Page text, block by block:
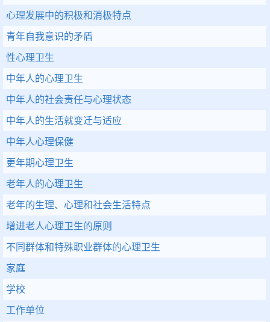
心理发展中的积极和消极特点
青年自我意识的矛盾
性心理卫生
中年人的心理卫生
中年人的社会责任与心理状态
中年人的生活就变迁与适应
中年人心理保健
更年期心理卫生
老年人的心理卫生
老年的生理、心理和社会生活特点
增进老人心理卫生的原则
不同群体和特殊职业群体的心理卫生
家庭
学校
工作单位